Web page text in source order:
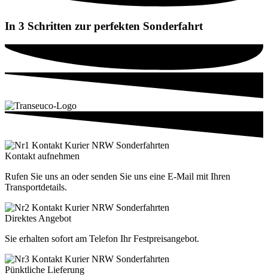
In 3 Schritten zur perfekten Sonderfahrt
Kontakt aufnehmen
Rufen Sie uns an oder senden Sie uns eine E-Mail mit Ihren
Transportdetails.
Direktes Angebot
Sie erhalten sofort am Telefon Ihr Festpreisangebot.
Pünktliche Lieferung